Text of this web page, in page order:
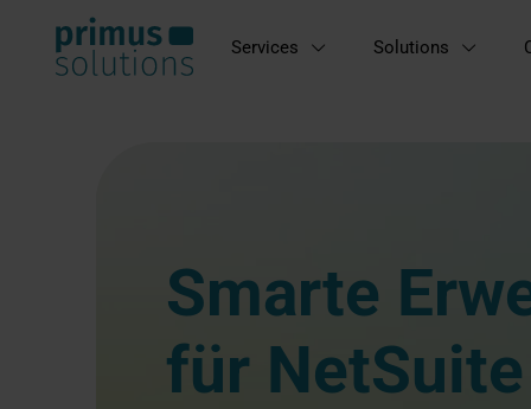
Services Solutions
Smarte
für NetSuite